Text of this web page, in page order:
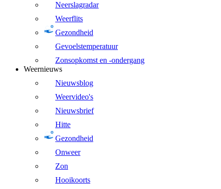
Neerslagradar
Weerflits
Gezondheid
Gevoelstemperatuur
Zonsopkomst en -ondergang
Weernieuws
Nieuwsblog
Weervideo's
Nieuwsbrief
Hitte
Gezondheid
Onweer
Zon
Hooikoorts